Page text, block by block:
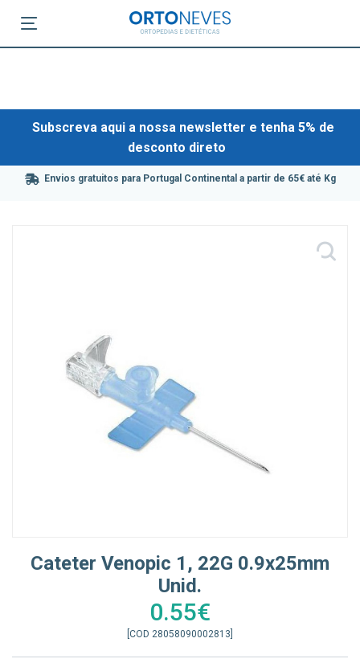
Subscreva aqui a nossa newsletter e tenha 5% de
desconto direto
Envios gratuitos para Portugal Continental a partir de 65€ até Kg
Cateter Venopic 1, 22G 0.9x25mm
Unid.
0.55€
[COD 28058090002813]